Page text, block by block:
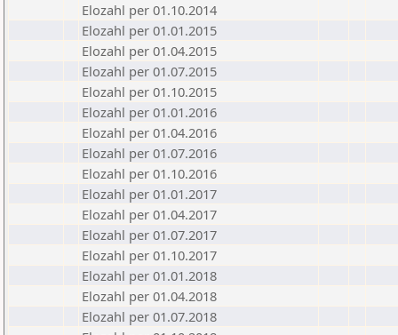
Elozahl per 01.10.2014
Elozahl per 01.01.2015
Elozahl per 01.04.2015
Elozahl per 01.07.2015
Elozahl per 01.10.2015
Elozahl per 01.01.2016
Elozahl per 01.04.2016
Elozahl per 01.07.2016
Elozahl per 01.10.2016
Elozahl per 01.01.2017
Elozahl per 01.04.2017
Elozahl per 01.07.2017
Elozahl per 01.10.2017
Elozahl per 01.01.2018
Elozahl per 01.04.2018
Elozahl per 01.07.2018